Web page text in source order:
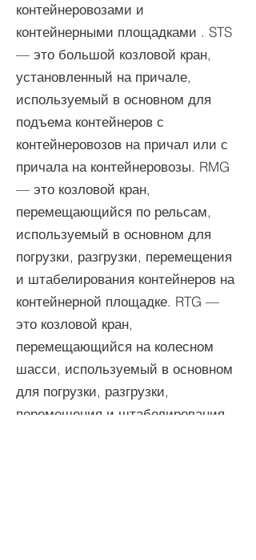
контейнеровозами и
контейнерными площадками . STS
— это большой козловой кран,
установленный на причале,
используемый в основном для
подъема контейнеров с
контейнеровозов на причал или с
причала на контейнеровозы. RMG
— это козловой кран,
перемещающийся по рельсам,
используемый в основном для
погрузки, разгрузки, перемещения
и штабелирования контейнеров на
контейнерной площадке. RTG —
это козловой кран,
перемещающийся на колесном
шасси, используемый в основном
для погрузки, разгрузки,
перемещения и штабелирования